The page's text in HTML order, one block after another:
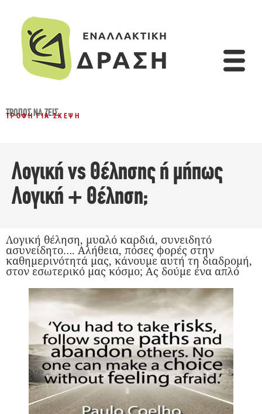
ΤΡΌΠΟΣ ΝΑ ΖΕΙΣ
ΤΡΟΦΉ ΓΙΑ ΣΚΈΨΗ
Λογική vs Θέλησης ή μήπως
Λογική + Θέληση;
Λογική θέληση, μυαλό καρδιά, συνειδητό
ασυνείδητο…. Αλήθεια, πόσες φορές στην
καθημερινότητά μας, κάνουμε αυτή τη διαδρομή,
στον εσωτερικό μας κόσμο; Ας δούμε ένα απλό